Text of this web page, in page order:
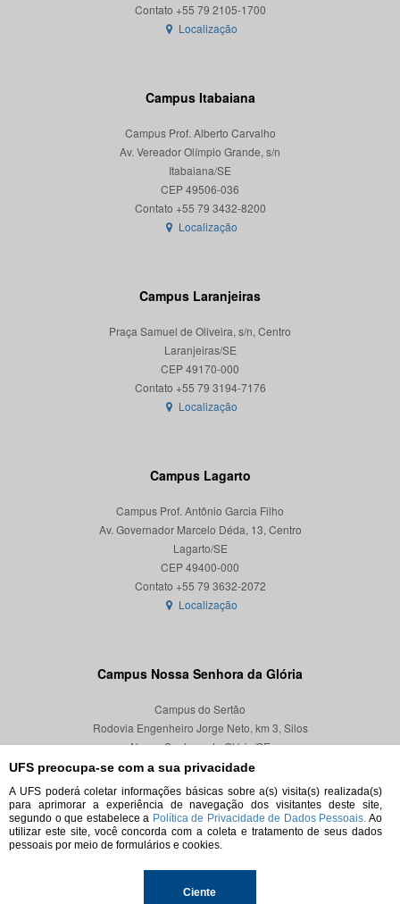
UFS preocupa-se com a sua privacidade
A UFS poderá coletar informações básicas sobre a(s) visita(s) realizada(s)
para aprimorar a experiência de navegação dos visitantes deste site,
segundo o que estabelece a Política de Privacidade de Dados Pessoais. Ao
utilizar este site, você concorda com a coleta e tratamento de seus dados
pessoais por meio de formulários e cookies.
Ciente
Localização
Campus Itabaiana
Campus Prof. Alberto Carvalho
Av. Vereador Olímpio Grande, s/n
Itabaiana/SE
CEP 49506-036
Localização
Campus Laranjeiras
Praça Samuel de Oliveira, s/n, Centro
Laranjeiras/SE
CEP 49170-000
Localização
Campus Lagarto
Campus Prof. Antônio Garcia Filho
Av. Governador Marcelo Déda, 13, Centro
Lagarto/SE
CEP 49400-000
Localização
Campus Nossa Senhora da Glória
Campus do Sertão
Rodovia Engenheiro Jorge Neto, km 3, Silos
Nossa Senhora da Glória/SE
CEP 49680-000
Localização
© 2026. Todos os direitos reservados.